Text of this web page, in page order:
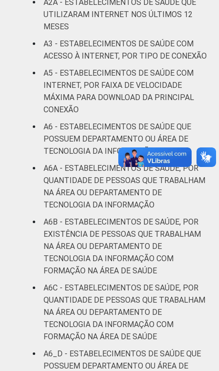
Interior 99
Fonte: CGI.br/NIC.br, Centro Regional de
Estudos para o Desenvolvimento da
Sociedade da Informação (Cetic.br),
Pesquisa sobre o uso das tecnologias de
informação e comunicação nos
estabelecimentos de saúde brasileiros – TIC
Saúde 2022.
A2A - ESTABELECIMENTOS DE SAÚDE QUE
UTILIZARAM INTERNET NOS ÚLTIMOS 12
MESES
A3 - ESTABELECIMENTOS DE SAÚDE COM
ACESSO À INTERNET, POR TIPO DE CONEXÃO
A5 - ESTABELECIMENTOS DE SAÚDE COM
INTERNET, POR FAIXA DE VELOCIDADE
MÁXIMA PARA DOWNLOAD DA PRINCIPAL
CONEXÃO
A6 - ESTABELECIMENTOS DE SAÚDE QUE
POSSUEM DEPARTAMENTO OU ÁREA DE
TECNOLOGIA DA INFORMAÇÃO
A6A - ESTABELECIMENTOS DE SAÚDE, POR
QUANTIDADE DE PESSOAS QUE TRABALHAM
NA ÁREA OU DEPARTAMENTO DE
TECNOLOGIA DA INFORMAÇÃO
A6B - ESTABELECIMENTOS DE SAÚDE, POR
EXISTÊNCIA DE PESSOAS QUE TRABALHAM
NA ÁREA OU DEPARTAMENTO DE
TECNOLOGIA DA INFORMAÇÃO COM
FORMAÇÃO NA ÁREA DE SAÚDE
A6C - ESTABELECIMENTOS DE SAÚDE, POR
QUANTIDADE DE PESSOAS QUE TRABALHAM
NA ÁREA OU DEPARTAMENTO DE
TECNOLOGIA DA INFORMAÇÃO COM
FORMAÇÃO NA ÁREA DE SAÚDE
A6_D - ESTABELECIMENTOS DE SAÚDE QUE
POSSUEM DEPARTAMENTO OU ÁREA DE